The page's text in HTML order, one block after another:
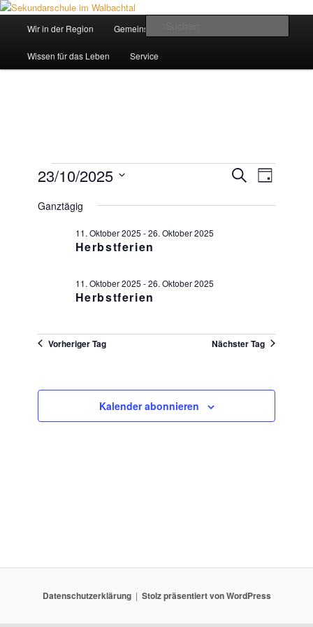
Zum
wechseln
Zum
wechselnSekundarschule im Walbachtal
Wir in der Region Gemeinsam ein Weg
Wissen für das Leben Service
Veranstaltungen
für
23.
Oktober
Veranstaltungen
Suche
SucheTag
23/10/2025
wählen.
Ganztägig
Herbstferien
11. Oktober 2025 -26. Oktober 2025
Herbstferien
11. Oktober 2025 -26. Oktober 2025
Vorheriger Tag Nächster Tag
Kalender abonnieren
Datenschutzerklärung Stolz präsentiert von WordPress